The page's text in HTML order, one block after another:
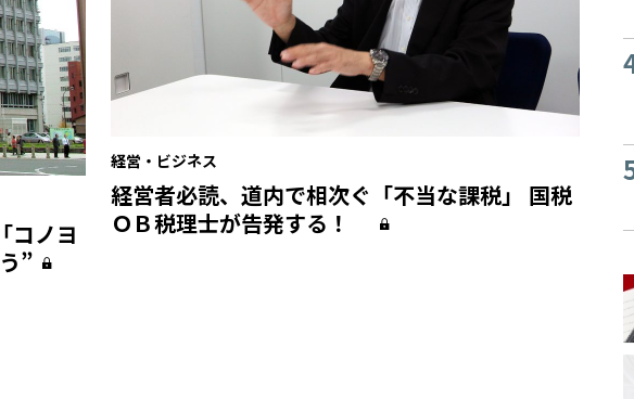
コノヨ
”
経営・ビジネス
経営者必読、道内で相次ぐ「不当な課税」 国税
ＯＢ税理士が告発する！